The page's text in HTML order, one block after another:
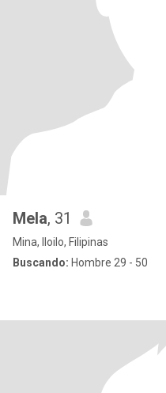
Mela, 31
Mina, Iloilo, Filipinas
Buscando: Hombre 29 - 50